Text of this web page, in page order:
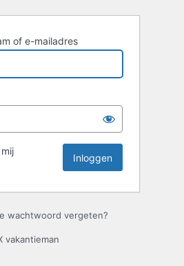
of e-mailadres
wachtwoord vergeten?
vakantieman